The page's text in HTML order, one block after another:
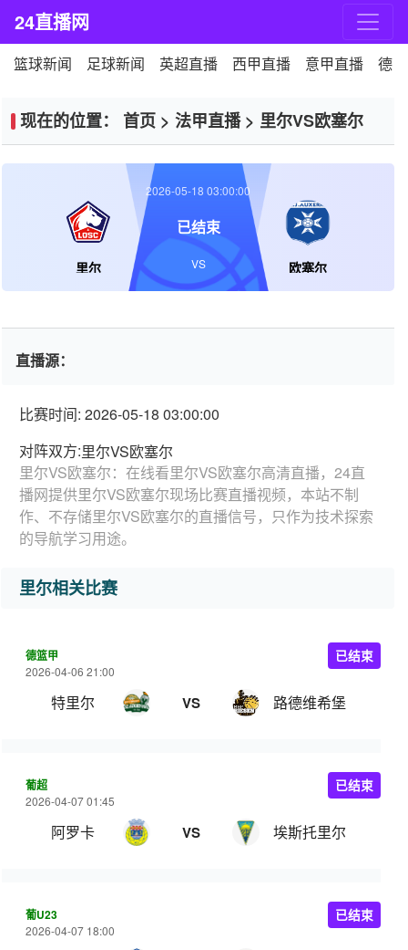
24直播网
篮球新闻 足球新闻 英超直播 西甲直播 意甲直播 德
现在的位置： 首页 > 法甲直播> 里尔VS欧塞尔
里尔 欧塞尔
2026-05-18 03:00:00
已结束
VS
直播源：
比赛时间: 2026-05-18 03:00:00
对阵双方:里尔VS欧塞尔
里尔VS欧塞尔：在线看里尔VS欧塞尔高清直播，24直
播网提供里尔VS欧塞尔现场比赛直播视频，本站不制
作、不存储里尔VS欧塞尔的直播信号，只作为技术探索
的导航学习用途。
里尔相关比赛
德篮甲
2026-04-06 21:00
特里尔 VS 路德维希堡
已结束
葡超
2026-04-07 01:45
阿罗卡 VS 埃斯托里尔
已结束
葡U23
2026-04-07 18:00
已结束